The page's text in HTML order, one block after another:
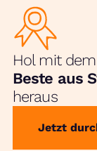
Hol mit dem
Beste aus
heraus
Jetzt